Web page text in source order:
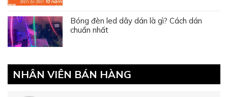
Bóng đèn led dây dán là gì? Cách dán
chuẩn nhất
NHÂN VIÊN BÁN HÀNG